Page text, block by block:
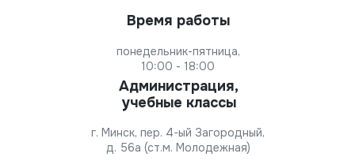
понедельник-пятница,
10:00 - 18:00
Время работы
Администрация,
учебные классы
г. Минск, пер. 4-ый Загородный,
д. 56а (ст.м. Молодежная)